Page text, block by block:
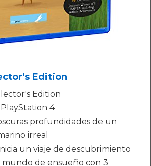
Edition
Edition
4
profundidades de un
irreal
un viaje de descubrimiento
mundo de ensueño con 3